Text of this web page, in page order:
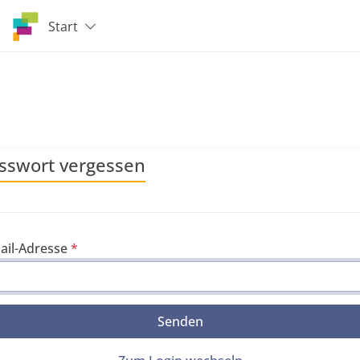
Start
vergessen
Adresse